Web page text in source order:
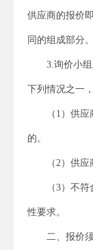
供应商的报价
同的组成部分。
3.询价小
下列情况之一
（1）供
的。
（2）供
（3）不
性要求。
二、报价